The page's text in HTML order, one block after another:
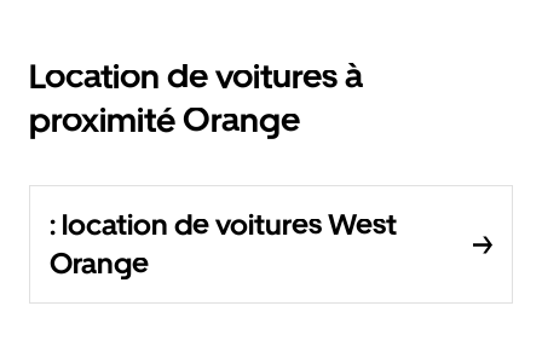
Location de voitures à
proximité Orange
: location de voitures West
Orange